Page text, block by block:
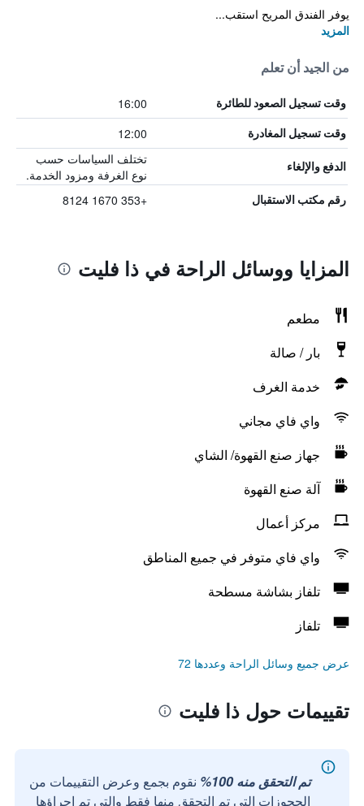
يوفر الفندق المريح استقب...
المزيد
من الجيد أن تعلم
وقت تسجيل الصعود للطائرة 16:00
وقت تسجيل المغادرة 12:00
الدفع والإلغاء
تختلف السياسات حسب
نوع الغرفة ومزود الخدمة.
رقم مكتب الاستقبال +353 1670 8124
المزايا ووسائل الراحة في ذا فليت
مطعم
بار / صالة
خدمة الغرف
واي فاي مجاني
جهاز صنع القهوة/ الشاي
آلة صنع القهوة
مركز أعمال
واي فاي متوفر في جميع المناطق
تلفاز بشاشة مسطحة
تلفاز
عرض جميع وسائل الراحة وعددها 72
تقييمات حول ذا فليت
تم التحقق منه 100%
نقوم بجمع وعرض التقييمات من
الحجوزات التي تم التحقق منها فقط والتي تم إجراؤها